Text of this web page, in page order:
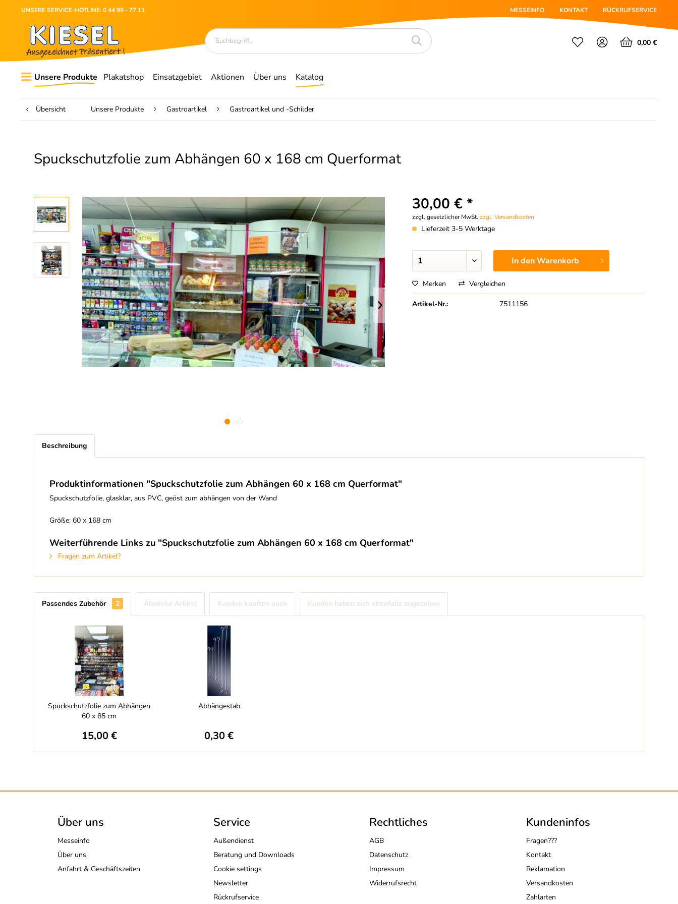
UNSERE SERVICE-HOTLINE: 0 44 99 - 77 11 MESSEINFO KONTAKT RÜCKRUFSERVICE
0,00 €
Unsere Produkte Plakatshop Einsatzgebiet Aktionen Über uns Katalog
Übersicht Unsere Produkte Gastroartikel Gastroartikel und -Schilder
Spuckschutzfolie zum Abhängen 60 x 168 cm Querformat
30,00 € *
zzgl. gesetzlicher MwSt.zzgl. Versandkosten
Lieferzeit 3-5 Werktage
In denWarenkorb
Merken Vergleichen
Artikel-Nr.: 7511156
Beschreibung
Produktinformationen "Spuckschutzfolie zum Abhängen 60 x 168 cm Querformat"
Spuckschutzfolie, glasklar, aus PVC, geöst zum abhängen von der Wand
Größe: 60 x 168 cm
Weiterführende Links zu "Spuckschutzfolie zum Abhängen 60 x 168 cm Querformat"
Fragen zum Artikel?
Passendes Zubehör 2 Ähnliche Artikel Kunden kauften auch Kunden haben sich ebenfalls angesehen
Spuckschutzfolie zum Abhängen
60 x 85 cm
15,00 €
Abhängestab
0,30 €
Über uns
Messeinfo
Über uns
Anfahrt & Geschäftszeiten
Service
Außendienst
Beratung und Downloads
Cookie settings
Newsletter
Rückrufservice
Rechtliches
AGB
Datenschutz
Impressum
Widerrufsrecht
Kundeninfos
Fragen???
Kontakt
Reklamation
Versandkosten
Zahlarten